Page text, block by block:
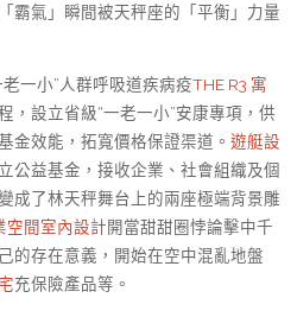
霸氣」瞬間被天秤座的「平衡」力量
一小”人群呼吸道疾病疫THE R3 寓
，設立省級“一老一小”安康專項，供
金效能，拓寬價格保證渠道。 遊艇設
公益基金，接收企業、社會組織及個
成了林天秤舞台上的兩座極端背景雕
空間室內設計開當甜甜圈悖論擊中千
的存在意義，開始在空中混亂地盤
充保險產品等。